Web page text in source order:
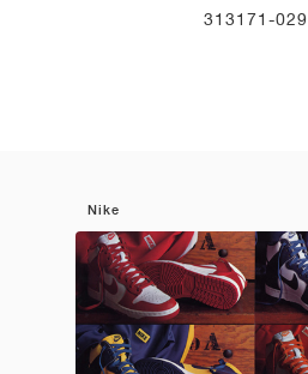
313171-029
Nike